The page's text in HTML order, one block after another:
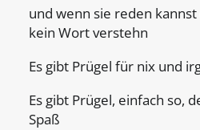
und wenn sie reden
kein Wort verstehn
Es gibt Prügel für nix und
Es gibt Prügel, einfach so,
Spaß